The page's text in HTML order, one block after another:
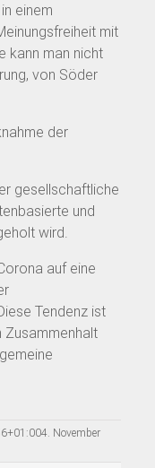
einem
mit
kann man nicht
von Söder
der
gesellschaftliche
und
wird.
auf eine
Tendenz ist
Zusammenhalt
4. November